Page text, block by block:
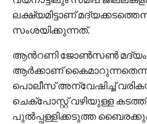
ലക്ഷ്യമിട്ടാണ്
സംശയിക്കുന്നത്.
ആന്‍റണി ജോണ്‍സണ്‍ മദ്യം
ആര്‍ക്കാണ്
പൊലീസ് അന്വേഷിച്ച്
ചെക്‌പോസ്റ്റ് വഴിയുള്ള
പുല്‍പ്പള്ളിക്കടുത്ത